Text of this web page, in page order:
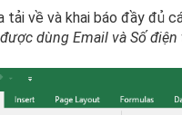
tải về và khai báo đầy đủ
dùng Email và Số điện